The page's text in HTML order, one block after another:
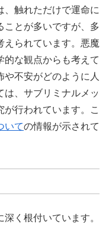
、触れただけで運命に
ことが多いですが、多
えられています。悪魔
的な観点からも考えて
不安がどのように人
は、サブリミナルメッ
行われています。こ
いての情報が示されて
く根付いています。